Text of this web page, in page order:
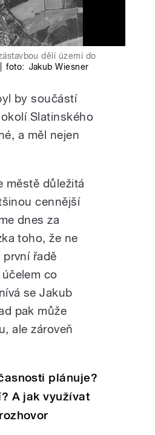
dělí území do
foto: Jakub Wiesner
by součástí
Slatinského
a měl nejen
městě důležitá
cennější
dnes za
toho, že ne
řadě
co
se Jakub
pak může
ale zároveň
plánuje?
A jak využívat